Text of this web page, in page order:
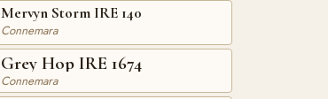
Mervyn Storm IRE 140
Connemara
Grey Hop IRE 1674
Connemara